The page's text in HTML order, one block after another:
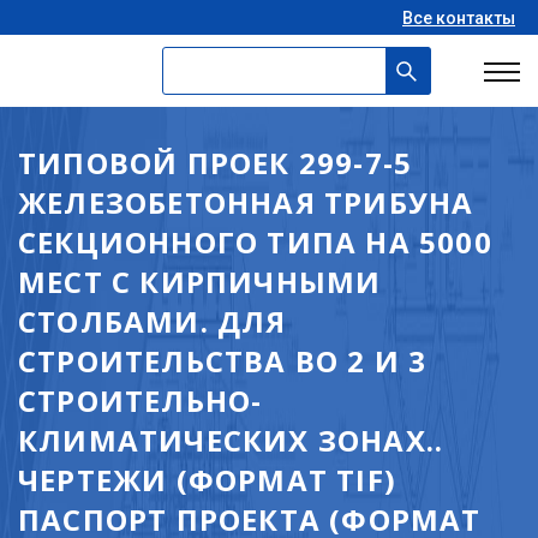
Все контакты
ТИПОВОЙ ПРОЕК 299-7-5
ЖЕЛЕЗОБЕТОННАЯ ТРИБУНА
СЕКЦИОННОГО ТИПА НА 5000
МЕСТ С КИРПИЧНЫМИ
СТОЛБАМИ. ДЛЯ
СТРОИТЕЛЬСТВА ВО 2 И 3
СТРОИТЕЛЬНО-
КЛИМАТИЧЕСКИХ ЗОНАХ..
ЧЕРТЕЖИ (ФОРМАТ TIF)
ПАСПОРТ ПРОЕКТА (ФОРМАТ